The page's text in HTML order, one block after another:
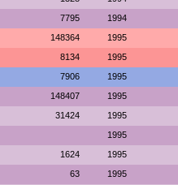
7795 1994
148364 1995
8134 1995
7906 1995
148407 1995
31424 1995
1995
1624 1995
63 1995